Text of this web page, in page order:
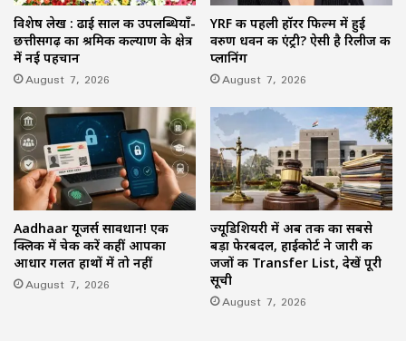
विशेष लेख : ढाई साल की उपलब्धियाँ-
छत्तीसगढ़ का श्रमिक कल्याण के क्षेत्र
में नई पहचान
August 7, 2026
YRF की पहली हॉरर फिल्म में हुई
वरुण धवन की एंट्री? ऐसी है रिलीज की
प्लानिंग
August 7, 2026
Aadhaar यूजर्स सावधान! एक
क्लिक में चेक करें कहीं आपका
आधार गलत हाथों में तो नहीं
August 7, 2026
ज्यूडिशियरी में अब तक का सबसे
बड़ा फेरबदल, हाईकोर्ट ने जारी की
जजों की Transfer List, देखें पूरी
सूची
August 7, 2026